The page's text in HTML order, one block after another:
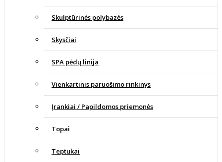
Skulptūrinės polybazės
Skysčiai
SPA pėdų linija
Vienkartinis paruošimo rinkinys
Įrankiai / Papildomos priemonės
Topai
Teptukai